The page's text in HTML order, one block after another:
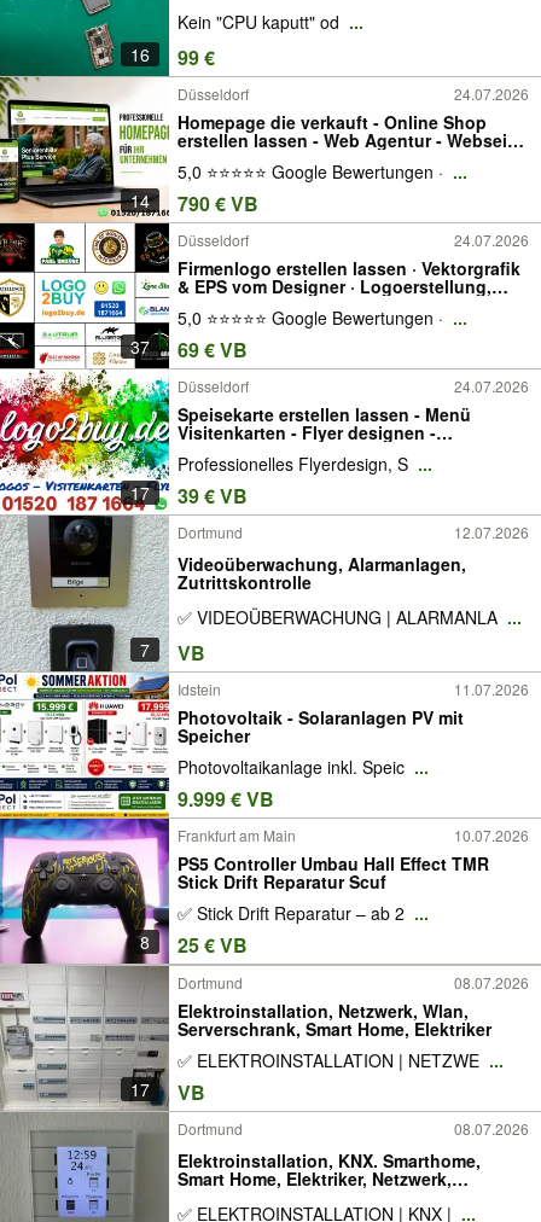
16
Kein "CPU kaputt" od ...
99 €
14
Düsseldorf 24.07.2026
Homepage die verkauft - Online Shop
erstellen lassen - Web Agentur - Webseite
designen Bau - Onlineshop - Internetseite
- Webdesign mit Logo Erstellung -
5,0 ⭐⭐⭐⭐⭐ Google Bewertungen · ...
790 € VB
37
Düsseldorf 24.07.2026
Firmenlogo erstellen lassen · Vektorgrafik
& EPS vom Designer · Logoerstellung,
Flyer oder Visitenkarten · Ihr Markenlogo ·
Express Logo Design · Profi Logodesign ·
Menükarten Briefpapier Stempel
5,0 ⭐⭐⭐⭐⭐ Google Bewertungen · ...
69 € VB
17
Düsseldorf 24.07.2026
Speisekarte erstellen lassen - Menü
Visitenkarten - Flyer designen -
Speisekarte - Verpackungen - Flyerdesign
- Briefpapier Design Banner Bauzaun
Türschilder Stempel mit Logo Schild PDF
Formular
Professionelles Flyerdesign, S ...
39 € VB
7
Dortmund 12.07.2026
Videoüberwachung, Alarmanlagen,
Zutrittskontrolle
✅ VIDEOÜBERWACHUNG | ALARMANLA ...
VB
Idstein 11.07.2026
Photovoltaik - Solaranlagen PV mit
Speicher
Photovoltaikanlage inkl. Speic ...
9.999 € VB
8
Frankfurt am Main 10.07.2026
PS5 Controller Umbau Hall Effect TMR
Stick Drift Reparatur Scuf
✅ Stick Drift Reparatur – ab 2 ...
25 € VB
17
Dortmund 08.07.2026
Elektroinstallation, Netzwerk, Wlan,
Serverschrank, Smart Home, Elektriker
✅ ELEKTROINSTALLATION | NETZWE ...
VB
Dortmund 08.07.2026
Elektroinstallation, KNX. Smarthome,
Smart Home, Elektriker, Netzwerk,
Serverschrank, Photovoltaik, Solar
✅ ELEKTROINSTALLATION | KNX | ...